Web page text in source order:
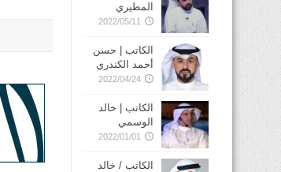
المطيري
2022/05/11
الكاتب | حسن
أحمد الكندري
2022/04/24
الكاتب | خالد
الوسمي
2022/01/01
الكاتب / خالد